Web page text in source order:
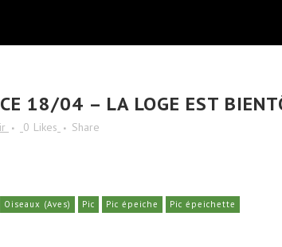
18/04 – LA LOGE EST
0 Likes Share
Oiseaux (Aves) Pic Pic épeiche Pic épeichette